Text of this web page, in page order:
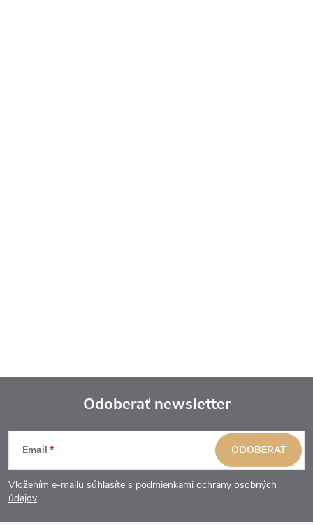
Z
á
p
Odoberať newsletter
Email
Vložením e-mailu súhlasíte s podmienkami ochrany osobných
údajov
ODOBERAŤ